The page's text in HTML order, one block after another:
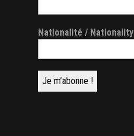
Nationalité / Nationality